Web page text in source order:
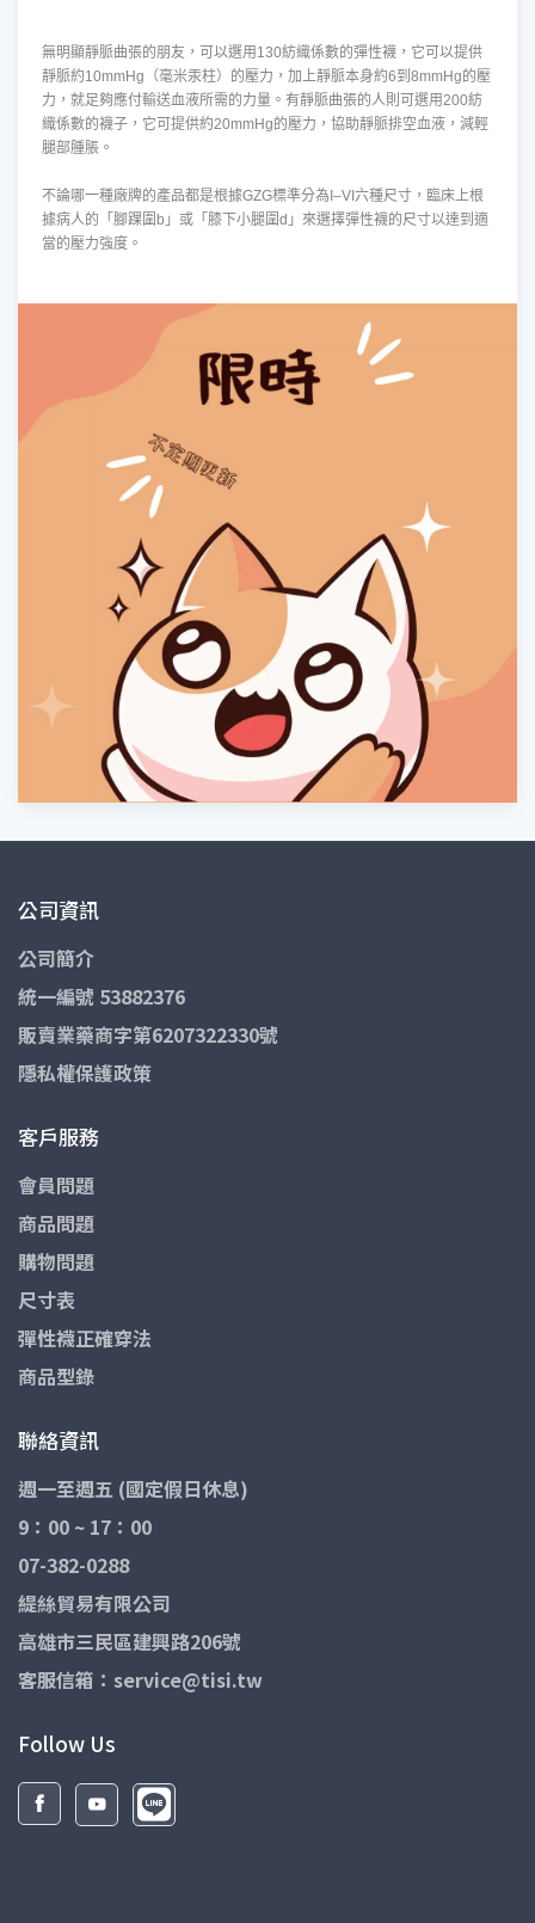
無明顯靜脈曲張的朋友，可以選用130紡織係數的彈性襪，它可以提供
靜脈約10mmHg（毫米汞柱）的壓力，加上靜脈本身約6到8mmHg的壓
力，就足夠應付輸送血液所需的力量。有靜脈曲張的人則可選用200紡
織係數的襪子，它可提供約20mmHg的壓力，協助靜脈排空血液，減輕
腿部腫脹。
不論哪一種廠牌的產品都是根據GZG標準分為I–VI六種尺寸，臨床上根
據病人的「腳踝圍b」或「膝下小腿圍d」來選擇彈性襪的尺寸以達到適
當的壓力強度。
公司資訊
公司簡介
統一編號 53882376
販賣業藥商字第6207322330號
隱私權保護政策
客戶服務
會員問題
商品問題
購物問題
尺寸表
彈性襪正確穿法
商品型錄
聯絡資訊
週一至週五 (國定假日休息)
9：00 ~ 17：00
07-382-0288
緹絲貿易有限公司
高雄市三民區建興路206號
客服信箱：service@tisi.tw
Follow Us